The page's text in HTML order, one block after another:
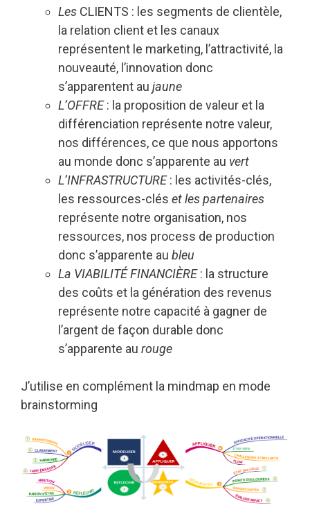
Les CLIENTS : les segments de clientèle,
la relation client et les canaux
représentent le marketing, l’attractivité, la
nouveauté, l’innovation donc
s’apparentent au jaune
L’OFFRE: la proposition de valeur et la
différenciation représente notre valeur,
nos différences, ce que nous apportons
au monde donc s’apparente au vert
L’INFRASTRUCTURE: les activités-clés,
les ressources-clés et les partenaires
représente notre organisation, nos
ressources, nos process de production
donc s’apparente au bleu
La VIABILITÉ FINANCIÈRE: la structure
des coûts et la génération des revenus
représente notre capacité à gagner de
l’argent de façon durable donc
s’apparente au rouge
J’utilise en complément la mindmap en mode
brainstorming